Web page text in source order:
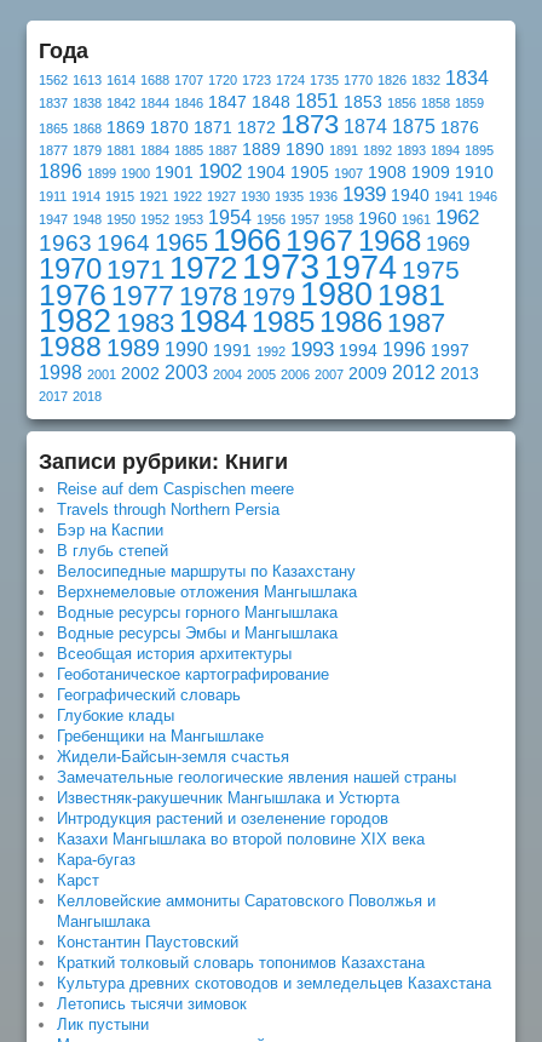
Года
1562 1613 1614 1688 1707 1720 1723 1724 1735 1770 1826 1832 1834
1837 1838 1842 1844 1846 1847 1848 1851 1853 1856 1858 1859
1865 1868 1869 1870 1871 1872 1873 1874 1875 1876
1877 1879 1881 1884 1885 1887 1889 1890 1891 1892 1893 1894 1895
1896 1899 1900 1901 1902 1904 1905 1907 1908 1909 1910
1911 1914 1915 1921 1922 1927 1930 1935 1936 1939 1940 1941 1946
1947 1948 1950 1952 1953 1954 1956 1957 1958 1960 1961 1962
1963 1964 1965 1966 1967 1968 1969
1970 1971 1972 1973 1974 1975
1976 1977 1978 1979 1980 1981
1982 1983 198419851986 1987
1988 1989 1990 1991 1992 1993 1994 1996 1997
1998 2001 2002 2003 2004 2005 2006 2007 2009 2012 2013
2017 2018
Записи рубрики: Книги
Reise auf dem Caspischen meere
Travels through Northern Persia
Бэр на Каспии
В глубь степей
Велосипедные маршруты по Казахстану
Верхнемеловые отложения Мангышлака
Водные ресурсы горного Мангышлака
Водные ресурсы Эмбы и Мангышлака
Всеобщая история архитектуры
Геоботаническое картографирование
Географический словарь
Глубокие клады
Гребенщики на Мангышлаке
Жидели-Байсын-земля счастья
Замечательные геологические явления нашей страны
Известняк-ракушечник Мангышлака и Устюрта
Интродукция растений и озеленение городов
Казахи Мангышлака во второй половине XIX века
Кара-бугаз
Карст
Келловейские аммониты Саратовского Поволжья и
Мангышлака
Константин Паустовский
Краткий толковый словарь топонимов Казахстана
Культура древних скотоводов и земледельцев Казахстана
Летопись тысячи зимовок
Лик пустыни